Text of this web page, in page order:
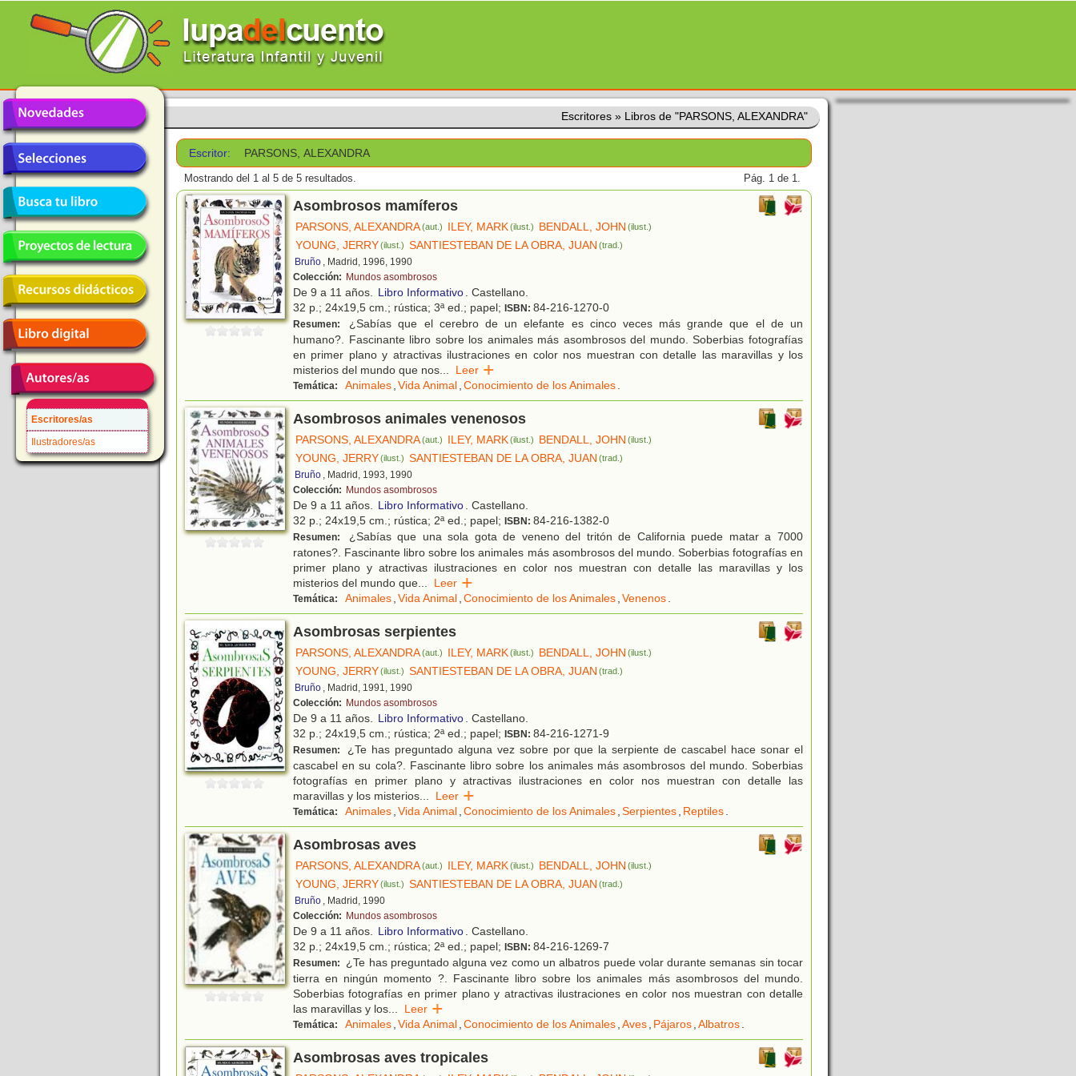
Escritores/as
Ilustradores/as
Escritores » Libros de "PARSONS, ALEXANDRA"
Escritor: PARSONS, ALEXANDRA
Mostrando del 1 al 5 de 5 resultados. Pág. 1 de 1.
Asombrosos mamíferos
PARSONS, ALEXANDRA(aut.) ILEY, MARK(ilust.) BENDALL, JOHN (ilust.)
YOUNG, JERRY(ilust.) SANTIESTEBAN DE LA OBRA, JUAN (trad.)
Bruño , Madrid, 1996, 1990
Colección: Mundos asombrosos
De 9 a 11 años. Libro Informativo. Castellano.
32 p.; 24x19,5 cm.; rústica; 3ª ed.; papel; ISBN: 84-216-1270-0
Resumen:
¿Sabías que el cerebro de un elefante es cinco veces más grande que el de un
humano?. Fascinante libro sobre los animales más asombrosos del mundo. Soberbias fotografías
en primer plano y atractivas ilustraciones en color nos muestran con detalle las maravillas y los
misterios del mundo que nos... Leer
Temática: Animales,Vida Animal,Conocimiento de los Animales.
Asombrosos animales venenosos
PARSONS, ALEXANDRA(aut.) ILEY, MARK(ilust.) BENDALL, JOHN (ilust.)
YOUNG, JERRY(ilust.) SANTIESTEBAN DE LA OBRA, JUAN (trad.)
Bruño , Madrid, 1993, 1990
Colección: Mundos asombrosos
De 9 a 11 años. Libro Informativo. Castellano.
32 p.; 24x19,5 cm.; rústica; 2ª ed.; papel; ISBN: 84-216-1382-0
Resumen:
¿Sabías que una sola gota de veneno del tritón de California puede matar a 7000
ratones?. Fascinante libro sobre los animales más asombrosos del mundo. Soberbias fotografías en
primer plano y atractivas ilustraciones en color nos muestran con detalle las maravillas y los
misterios del mundo que... Leer
Temática: Animales,Vida Animal,Conocimiento de los Animales,Venenos.
Asombrosas serpientes
PARSONS, ALEXANDRA(aut.) ILEY, MARK(ilust.) BENDALL, JOHN (ilust.)
YOUNG, JERRY(ilust.) SANTIESTEBAN DE LA OBRA, JUAN (trad.)
Bruño , Madrid, 1991, 1990
Colección: Mundos asombrosos
De 9 a 11 años. Libro Informativo. Castellano.
32 p.; 24x19,5 cm.; rústica; 2ª ed.; papel; ISBN: 84-216-1271-9
Resumen:
¿Te has preguntado alguna vez sobre por que la serpiente de cascabel hace sonar el
cascabel en su cola?. Fascinante libro sobre los animales más asombrosos del mundo. Soberbias
fotografías en primer plano y atractivas ilustraciones en color nos muestran con detalle las
maravillas y los misterios... Leer
Temática: Animales,Vida Animal,Conocimiento de los Animales,Serpientes, Reptiles.
Asombrosas aves
PARSONS, ALEXANDRA(aut.) ILEY, MARK(ilust.) BENDALL, JOHN (ilust.)
YOUNG, JERRY(ilust.) SANTIESTEBAN DE LA OBRA, JUAN (trad.)
Bruño , Madrid, 1990
Colección: Mundos asombrosos
De 9 a 11 años. Libro Informativo. Castellano.
32 p.; 24x19,5 cm.; rústica; 2ª ed.; papel; ISBN: 84-216-1269-7
Resumen:
¿Te has preguntado alguna vez como un albatros puede volar durante semanas sin tocar
tierra en ningún momento ?. Fascinante libro sobre los animales más asombrosos del mundo.
Soberbias fotografías en primer plano y atractivas ilustraciones en color nos muestran con detalle
las maravillas y los... Leer
Temática: Animales,Vida Animal,Conocimiento de los Animales,Aves, Pájaros,Albatros.
Asombrosas aves tropicales